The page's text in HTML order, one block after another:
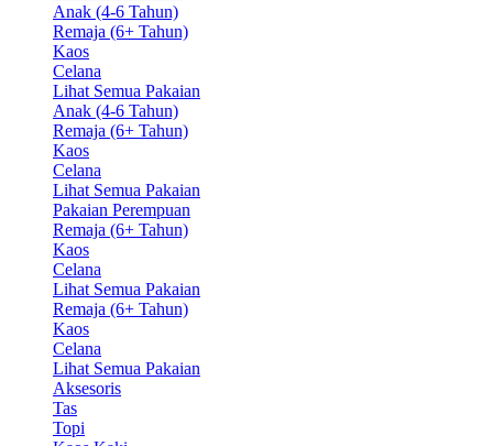
Anak (4-6 Tahun)
Remaja (6+ Tahun)
Kaos
Celana
Lihat Semua Pakaian
Anak (4-6 Tahun)
Remaja (6+ Tahun)
Kaos
Celana
Lihat Semua Pakaian
Pakaian Perempuan
Remaja (6+ Tahun)
Kaos
Celana
Lihat Semua Pakaian
Remaja (6+ Tahun)
Kaos
Celana
Lihat Semua Pakaian
Aksesoris
Tas
Topi